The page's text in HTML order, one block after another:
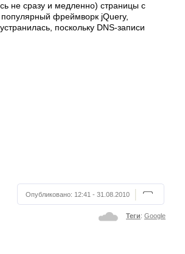
не сразу и медленно) страницы с
фреймворк jQuery,
поскольку DNS-записи
Опубликовано: 12:41 - 31.08.2010
Теги: Google